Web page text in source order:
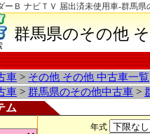
Ｂ ナビＴＶ 届出済未使用車-群馬県
群馬県のその他
車 > その他 その他 中古車一覧
車 > 群馬県のその他中古車 >
ム
年式